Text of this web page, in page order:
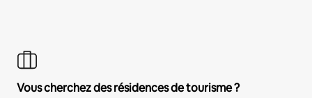
Vous cherchez des résidences de tourisme ?